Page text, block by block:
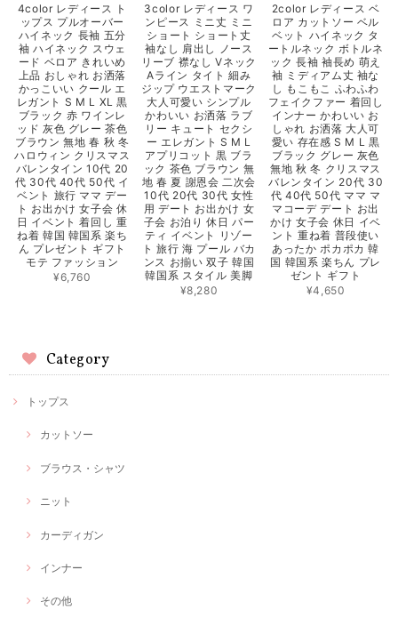
4color レディース ト
ップス プルオーバー
ハイネック 長袖 五分
袖 ハイネック スウェ
ード ベロア きれいめ
上品 おしゃれ お洒落
かっこいい クール エ
レガント S M L XL 黒
ブラック 赤 ワインレ
ッド 灰色 グレー 茶色
ブラウン 無地 春 秋 冬
ハロウィン クリスマス
バレンタイン 10代 20
代 30代 40代 50代 イ
ベント 旅行 ママ デー
ト お出かけ 女子会 休
日 イベント 着回し 重
ね着 韓国 韓国系 楽ち
ん プレゼント ギフト
モテ ファッション
¥6,760
3color レディース ワ
ンピース ミニ丈 ミニ
ショート ショート丈
袖なし 肩出し ノース
リーブ 襟なし Vネック
Aライン タイト 細み
ジップ ウエストマーク
大人可愛い シンプル
かわいい お洒落 ラブ
リー キュート セクシ
ー エレガント S M L
アプリコット 黒 ブラ
ック 茶色 ブラウン 無
地 春 夏 謝恩会 二次会
10代 20代 30代 女性
用 デート お出かけ 女
子会 お泊り 休日 パー
ティ イベント リゾー
ト 旅行 海 プール バカ
ンス お揃い 双子 韓国
韓国系 スタイル 美脚
¥8,280
2color レディース ベ
ロア カットソー ベル
ベット ハイネック タ
ートルネック ボトルネ
ック 長袖 袖長め 萌え
袖 ミディアム丈 袖な
し もこもこ ふわふわ
フェイクファー 着回し
インナー かわいい お
しゃれ お洒落 大人可
愛い 存在感 S M L 黒
ブラック グレー 灰色
無地 秋 冬 クリスマス
バレンタイン 20代 30
代 40代 50代 ママ マ
マコーデ デート お出
かけ 女子会 休日 イベ
ント 重ね着 普段使い
あったか ポカポカ 韓
国 韓国系 楽ちん プレ
ゼント ギフト
¥4,650
Category
トップス
カットソー
ブラウス・シャツ
ニット
カーディガン
インナー
その他